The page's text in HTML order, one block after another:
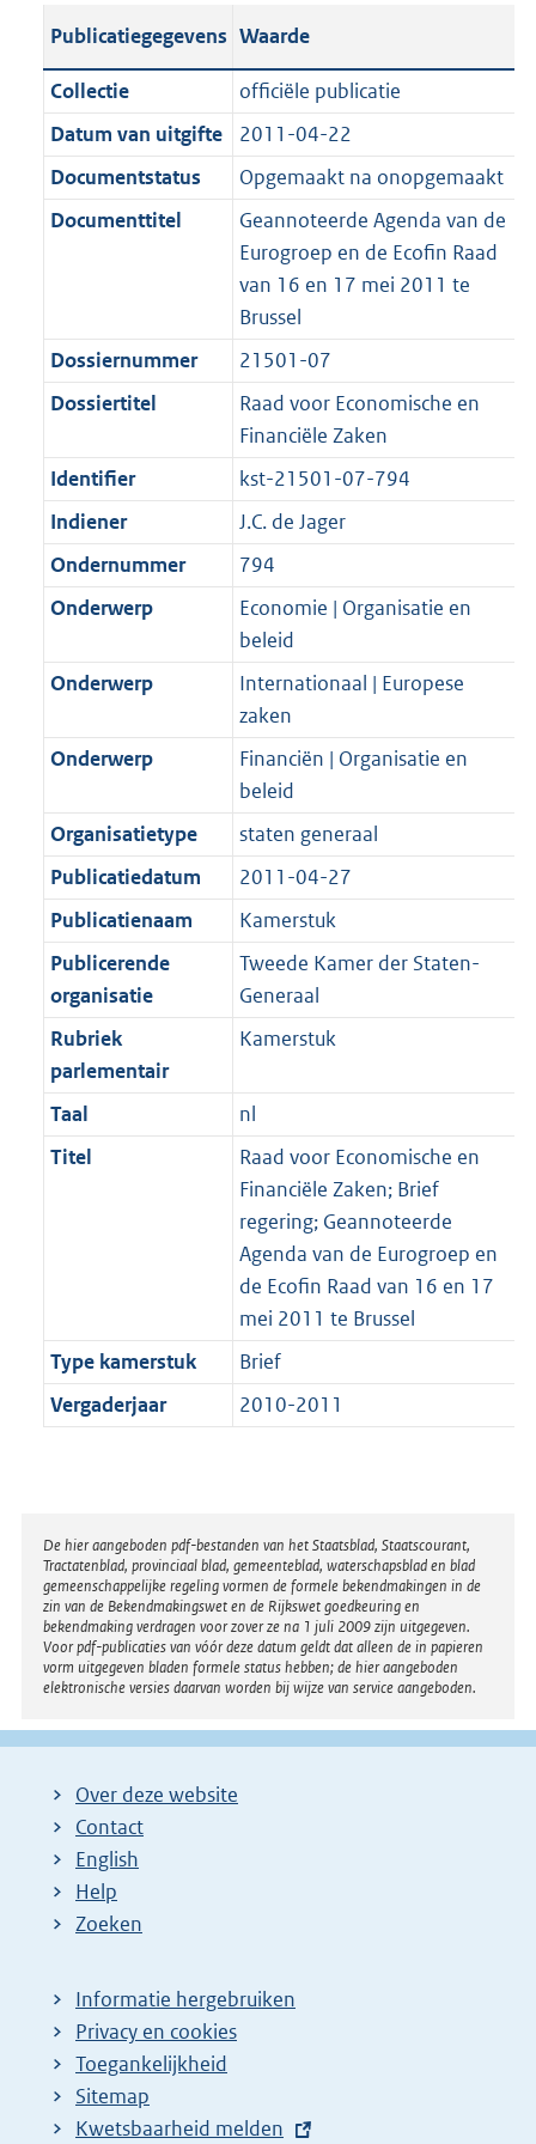
a
i
e
i
n
f
a
t
e
5
K
b
c
t
i
e
i
n
a
a
t
:
5
K
b
i
a
t
i
e
i
m
a
t
t
e
2
3
K
l
c
a
t
i
e
r
m
a
t
o
t
:
7
K
a
n
d
s
g
r
o
o
t
t
e
:
2
K
b
a
n
d
s
g
r
o
o
t
e
2
K
b
Publicatiegegevens Waarde
Collectie
officiële publicatie
Datum van uitgifte
2011-04-22
Documentstatus
Opgemaakt na onopgemaakt
Documenttitel
Geannoteerde Agenda van de
Eurogroep en de Ecofin Raad
van 16 en 17 mei 2011 te
Brussel
Dossiernummer
21501-07
Dossiertitel
Raad voor Economische en
Financiële Zaken
Identifier
kst-21501-07-794
Indiener
J.C. de Jager
Ondernummer
794
Onderwerp
Economie | Organisatie en
beleid
Onderwerp
Internationaal | Europese
zaken
Onderwerp
Financiën | Organisatie en
beleid
Organisatietype
staten generaal
Publicatiedatum
2011-04-27
Publicatienaam
Kamerstuk
Publicerende
organisatie
Tweede Kamer der Staten-
Generaal
Rubriek
parlementair
Kamerstuk
Taal
nl
Titel
Raad voor Economische en
Financiële Zaken; Brief
regering; Geannoteerde
Agenda van de Eurogroep en
de Ecofin Raad van 16 en 17
mei 2011 te Brussel
Type kamerstuk
Brief
Vergaderjaar
2010-2011
Disclaimer
De hier aangeboden pdf-bestanden van het Staatsblad, Staatscourant,
Tractatenblad, provinciaal blad, gemeenteblad, waterschapsblad en blad
gemeenschappelijke regeling vormen de formele bekendmakingen in de
zin van de Bekendmakingswet en de Rijkswet goedkeuring en
bekendmaking verdragen voor zover ze na 1 juli 2009 zijn uitgegeven.
Voor pdf-publicaties van vóór deze datum geldt dat alleen de in papieren
vorm uitgegeven bladen formele status hebben; de hier aangeboden
elektronische versies daarvan worden bij wijze van service aangeboden.
Over deze website
Contact
English
Help
Zoeken
Informatie hergebruiken
Privacy en cookies
Toegankelijkheid
Sitemap
E
Kwetsbaarheid melden